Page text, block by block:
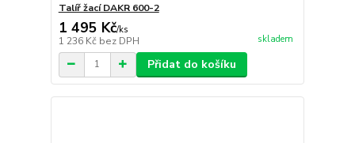
Talíř žací DAKR 600-2
1 495 Kč/ks
1 236 Kč bez DPH skladem
Přidat do košíku